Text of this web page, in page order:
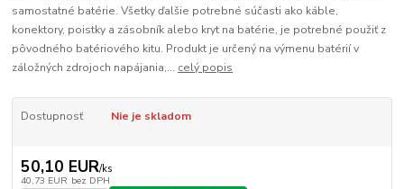
samostatné batérie. Všetky ďalšie potrebné súčasti ako káble,
konektory, poistky a zásobník alebo kryt na batérie, je potrebné použiť z
pôvodného batériového kitu. Produkt je určený na výmenu batérií v
záložných zdrojoch napájania,... celý popis
Dostupnosť Nie je skladom
50,10 EUR/ks
40,73 EUR bez DPH